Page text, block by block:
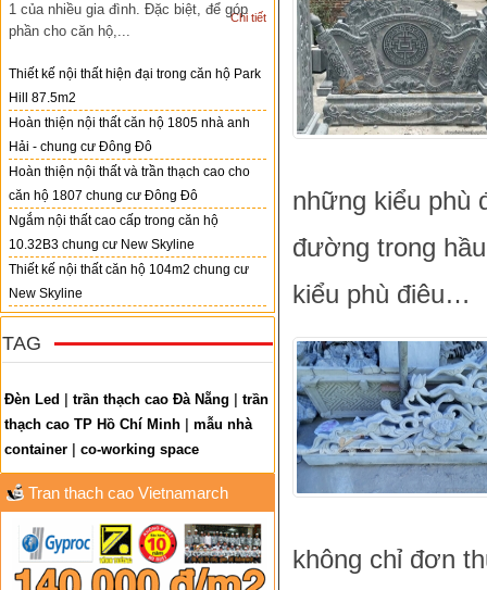
1 của nhiều gia đình. Đặc biệt, để góp
phần cho căn hộ,...
Chi tiết
Thiết kế nội thất hiện đại trong căn hộ Park
Hill 87.5m2
Hoàn thiện nội thất căn hộ 1805 nhà anh
Hải - chung cư Đông Đô
Hoàn thiện nội thất và trần thạch cao cho
căn hộ 1807 chung cư Đông Đô
Ngắm nội thất cao cấp trong căn hộ
10.32B3 chung cư New Skyline
Thiết kế nội thất căn hộ 104m2 chung cư
New Skyline
TAG
Đèn Led trần thạch cao Đà Nẵng
trần
thạch cao TP Hồ Chí Minh
mẫu nhà
container
co-working space
Tran thach cao Vietnamarch
những kiểu phù
đường trong
kiểu phù điêu…
không chỉ đơn